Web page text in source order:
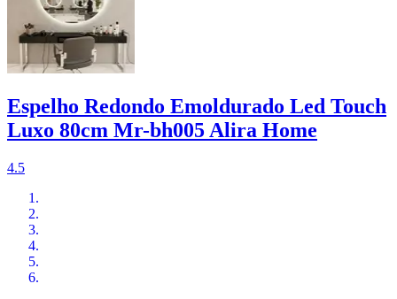
Espelho Redondo Emoldurado Led Touch
Luxo 80cm Mr-bh005 Alira Home
4.5